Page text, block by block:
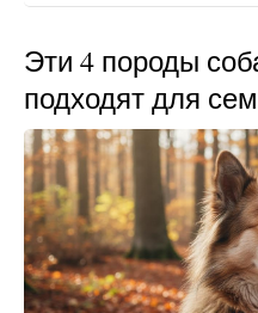
Эти 4 породы
подходят для